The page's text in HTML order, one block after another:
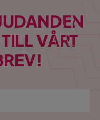
VÅRT